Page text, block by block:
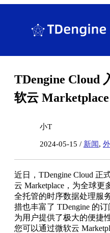
TDengine Cloud
软云 Marketplace
小T
2024-05-15 / 新闻,
近日，TDengine Cloud 正
云 Marketplace，为全球更
全托管的时序数据处理服
措也丰富了 TDengine 的订
为用户提供了极大的便捷
您可以通过微软云